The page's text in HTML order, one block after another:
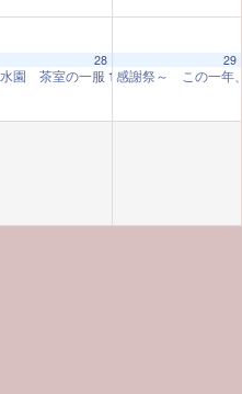
28
園 茶室の一服 10:00 AM
29
感謝祭～ この一年